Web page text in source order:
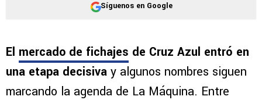
Síguenos en Google
El mercado de fichajes de Cruz Azul entró en
una etapa decisiva y algunos nombres siguen
marcando la agenda de La Máquina. Entre